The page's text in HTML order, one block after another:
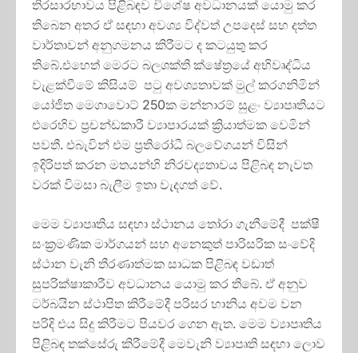
තිරසාරභාවය පිළිබඳව විශේෂ අවධානයක් යොමු කර
තිබෙන අතර ඒ සඳහා අවශ්‍ය විද්වත් උපදෙස් සහ දත්ත
වාර්තාවන් අනුගමනය කිරීමට ද කටයුතු කර
තිබේ.එහෙත් මෙරට බලශක්ති ක්ෂේත්‍රයේ අභිවෘද්ධිය
වැළක්වීමේ කිසියම් පටු අවශ්‍යතාවක් මුල් කරගනිමින්
යෝජිත මෙගාවොට් 250ක මන්නාරම් සුළං ව්‍යාපෘතියට
එරෙහිව ප්‍රචන්ඩකාරී ව්‍යාපාරයක් ක්‍රියාත්මක වෙමින්
පවතී. එබැවින් එම ප්‍රතිරෝධී බලවේගයන් විසින්
ඉදිරිපත් කරන මතයන්හි නිරවද්‍යතාවය පිළිබඳ නැවත
වරක් විමසා බැලීම ඉතා වැදගත් වේ.
මෙම ව්‍යාපෘතිය සඳහා ස්ථානය තෝරා ගැනීමේදී පක්ෂී
සංක්‍රමණික මාර්ගයන් සහ අනෙකුත් පාරිසරික සංවේදි
ස්ථාන වැනි තීරණාත්මක සාධක පිළිබඳ වඩාත්
සුපරික්ෂාකාරීව අවධානය යොමු කර තිබේ. ඒ අනුව
ටර්බයින ස්ථාපිත කිරීමේදී පරිසර හානිය අවම වන
පරිදි එය සිදු කිරීමට පියවර ගෙන ඇත. මෙම ව්‍යාපෘතිය
පිළිබඳ තක්සේරු කිරීමේදී මෙවැනි ව්‍යාපෘති සඳහා ලොව